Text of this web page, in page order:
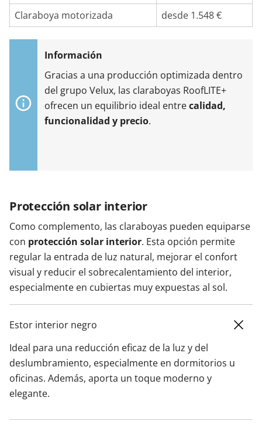
Claraboya motorizada desde 1.548 €
Gracias a una producción optimizada dentro
del grupo Velux, las claraboyas RoofLITE+
ofrecen un equilibrio ideal entrecalidad,
funcionalidad y precio.
Protección solar interior
Como complemento, las claraboyas pueden equiparse
con protección solar interior. Esta opción permite
regular la entrada de luz natural, mejorar el confort
visual y reducir el sobrecalentamiento del interior,
especialmente en cubiertas muy expuestas al sol.
Estor interior negro
Ideal para una reducción eficaz de la luz y del
deslumbramiento, especialmente en dormitorios u
oficinas. Además, aporta un toque moderno y
elegante.